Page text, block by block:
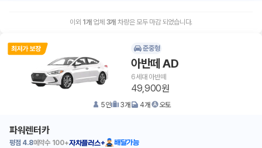
이외 1 개 업체 3개 차량은 모두 마감 되었습니다.
준중형
아반떼 AD
6세대 아반떼
49,900원
5인 3개 4개 오토
파워렌터카
평점 4.8예약수 100+자차플러스+
배달가능